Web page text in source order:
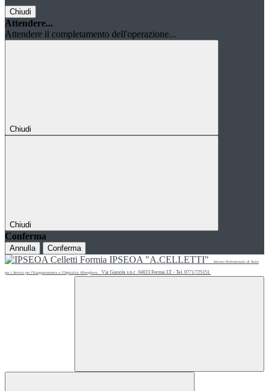
Chiudi
Attendere...
Attendere il completamento dell'operazione...
Chiudi
Chiudi
Conferma
Annulla Conferma
IPSEOA "A.CELLETTI" Istituto Professionale di Stato
per i Servizi per l'Enogastronomia e l'Ospitalità Alberghiera Via Gianola s.n.c. 04023 Formia LT - Tel. 0771/725151